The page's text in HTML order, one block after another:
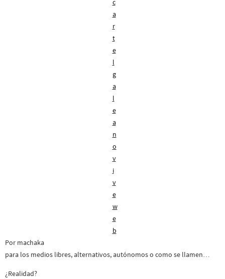
Por machaka
para los medios libres, alternativos, autónomos o como se llamen…
¿Realidad?